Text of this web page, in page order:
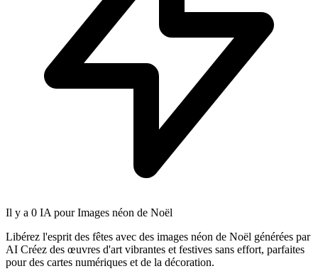
Il y a 0 IA pour Images néon de Noël
Libérez l'esprit des fêtes avec des images néon de Noël générées par
AI Créez des œuvres d'art vibrantes et festives sans effort, parfaites
pour des cartes numériques et de la décoration.